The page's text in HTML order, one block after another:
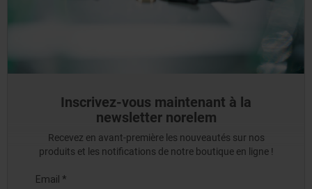
Inscrivez-vous maintenant à la
newsletter norelem
Recevez en avant-première les nouveautés sur nos
produits et les notifications de notre boutique en ligne !